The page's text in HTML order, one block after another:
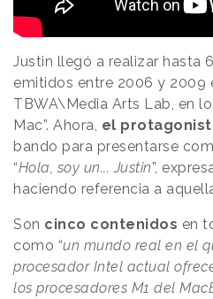
Justin llegó a realizar hasta
emitidos entre 2006 y 2009
TBWA\Media Arts Lab, en
Mac”. Ahora, el
bando para presentarse
“Hola, soy un... Justin”,
haciendo referencia a
Son cinco contenidos en
como “un mundo real en el
procesador Intel actual
los procesadores M1 del